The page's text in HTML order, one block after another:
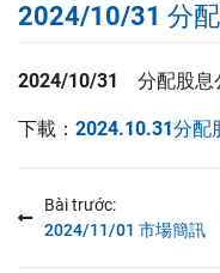
2024/10/31 分
2024/10/31 分配股息
下載： 2024.10.31分配
Bài trước:
2024/11/01 市場簡訊